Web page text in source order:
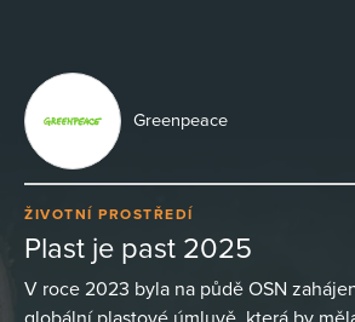
Greenpeace
ŽIVOTNÍ PROSTŘEDÍ
Plast je past 2025
V roce 2023 byla na půdě OSN